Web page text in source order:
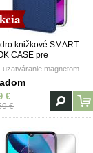
knižkové SMART
CASE pre
MOTO
E40/E20s - modré
uzatváranie magnetom
€
€